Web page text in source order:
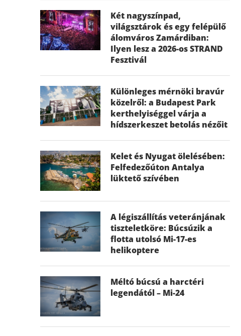
Két nagyszínpad,
világsztárok és egy felépülő
álomváros Zamárdiban:
Ilyen lesz a 2026-os STRAND
Fesztivál
Különleges mérnöki bravúr
közelről: a Budapest Park
kerthelyiséggel várja a
hídszerkeszet betolás nézőit
Kelet és Nyugat ölelésében:
Felfedezőúton Antalya
lüktető szívében
A légiszállítás veteránjának
tiszteletköre: Búcsúzik a
flotta utolsó Mi-17-es
helikoptere
Méltó búcsú a harctéri
legendától – Mi-24